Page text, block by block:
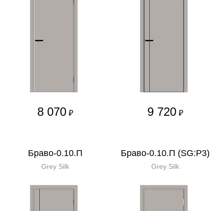
8 070 ₽ 9 720 ₽
Браво-0.10.П
Grey Silk
Браво-0.10.П (SG:P3)
Grey Silk